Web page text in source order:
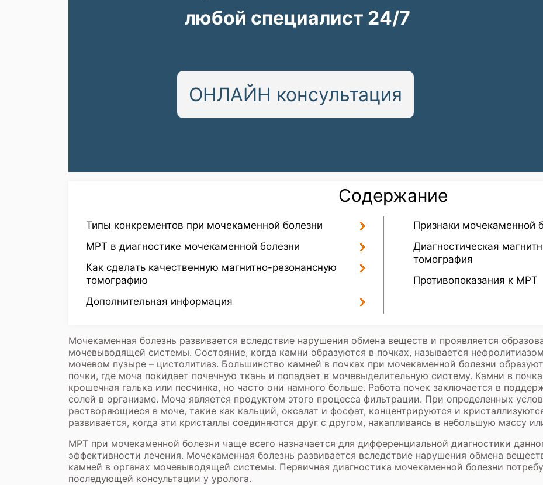
ОНЛАЙН консультация
любой специалист 24/7
Содержание
Типы конкрементов при мочекаменной болезни
МРТ в диагностике мочекаменной болезни
Как сделать качественную магнитно-резонансную
томографию
Дополнительная информация
Признаки мочекаменной
Диагностическая
томография
Противопоказания к МРТ
Мочекаменная болезнь развивается вследствие нарушения обмена веществ и проявляется
мочевыводящей системы. Состояние, когда камни образуются в почках, называется
мочевом пузыре – цистолитиаз. Большинство камней в почках при мочекаменной болезни
почки, где моча покидает почечную ткань и попадает в мочевыделительную систему. Камни в
крошечная галька или песчинка, но часто они намного больше. Работа почек заключается в
солей в организме. Моча является продуктом этого процесса фильтрации. При определенных
растворяющиеся в моче, такие как кальций, оксалат и фосфат, концентрируются и
развивается, когда эти кристаллы соединяются друг с другом, накапливаясь в небольшую массу
МРТ при мочекаменной болезни чаще всего назначается для дифференциальной диагностики
эффективности лечения. Мочекаменная болезнь развивается вследствие нарушения обмена
камней в органах мочевыводящей системы. Первичная диагностика мочекаменной болезни
последующей консультации у уролога.